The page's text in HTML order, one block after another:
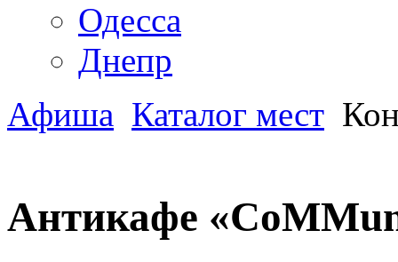
Одесса
Днепр
Афиша Каталог мест
Антикафе